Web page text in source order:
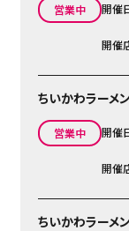
営業中 開催
開催
ちいかわラーメ
営業中 開催
開催
ちいかわラーメ